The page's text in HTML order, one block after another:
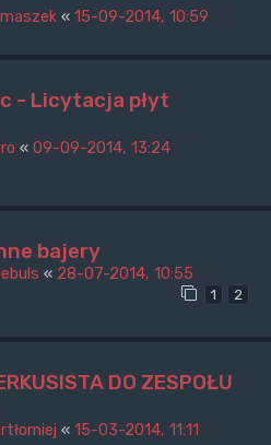
« 15-09-2014, 10:59
- Licytacja płyt
« 09-09-2014, 13:24
bajery
« 28-07-2014, 10:55
1 2
DO ZESPOŁU
« 15-03-2014, 11:11